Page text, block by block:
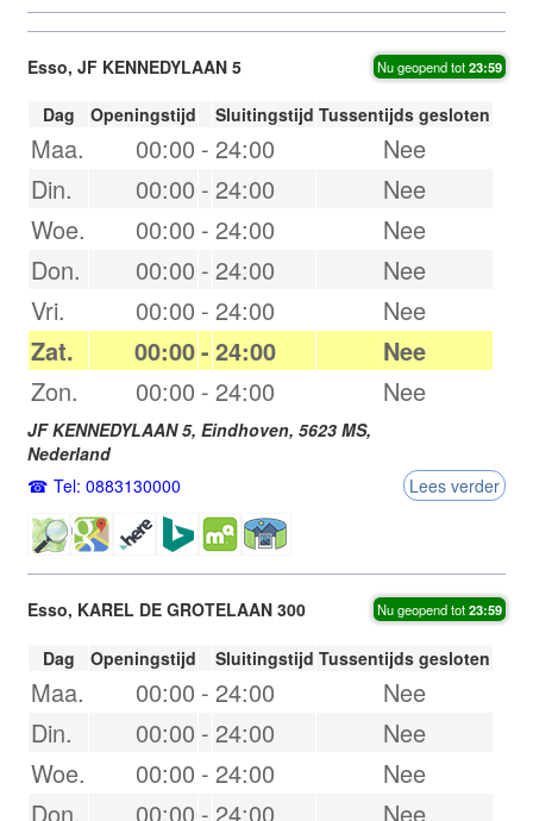
Esso, JF KENNEDYLAAN 5 Nu geopend tot23:59
Dag Openingstijd Sluitingstijd Tussentijds gesloten
Maa. 00:00 - 24:00
Nee
Din.
00:00 - 24:00
Nee
Woe.
00:00 - 24:00
Nee
Don.
00:00 - 24:00
Nee
Vri.
00:00 - 24:00
Nee
Zat.
00:00- 24:00
Nee
Zon.
00:00 - 24:00 Nee
JF KENNEDYLAAN 5, Eindhoven, 5623 MS,
Nederland
Tel: 0883130000
Lees verder
Esso, KAREL DE GROTELAAN 300 Nu geopend tot23:59
Dag Openingstijd Sluitingstijd Tussentijds gesloten
Maa. 00:00 - 24:00
Nee
Din.
00:00 - 24:00
Nee
Woe.
00:00 - 24:00
Nee
Don.
00:00 - 24:00 Nee